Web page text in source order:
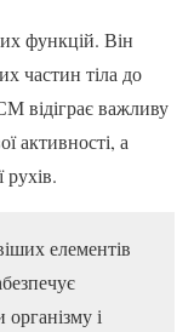
функцій. Він
частин тіла до
відіграє важливу
активності, а
рухів.
елементів
і